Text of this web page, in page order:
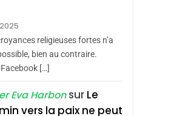
Meurtrière Selon Le
Rapport D’ADL
Contre
L’antisémitisme
FRANCE ISRAÉL
FIÈRE, DIGNE ET
RÉSILIENTE :
POURQUOI JE
ISRAÉL JUDAISME
religieuses fortes n’a
bien au contraire.
[…]
Eva Harbonsur Le
vers la paix ne peut